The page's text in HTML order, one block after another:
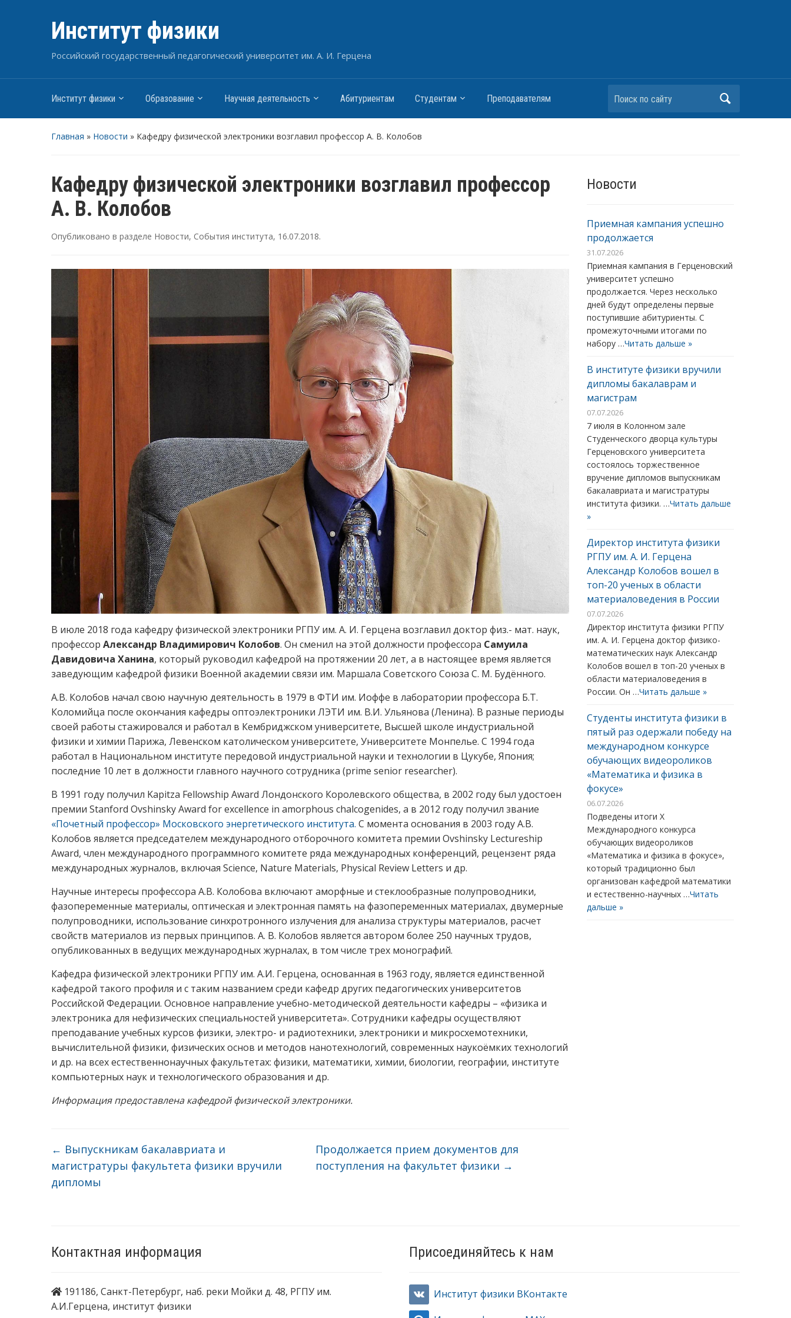
Институт физики
Российский государственный педагогический университет им. А. И. Герцена
Институт физики Образование Научная деятельность Абитуриентам Студентам Преподавателям Поиск по сайту
Главная » Новости » Кафедру физической электроники возглавил профессор А. В. Колобов
Кафедру физической электроники возглавил профессор
А. В. Колобов
Опубликовано в разделе Новости, События института, 16.07.2018.
В июле 2018 года кафедру физической электроники РГПУ им. А. И. Герцена возглавил доктор физ.- мат. наук,
профессор Александр Владимирович Колобов. Он сменил на этой должности профессора Самуила
Давидовича Ханина, который руководил кафедрой на протяжении 20 лет, а в настоящее время является
заведующим кафедрой физики Военной академии связи им. Маршала Советского Союза С. М. Будённого.
А.В. Колобов начал свою научную деятельность в 1979 в ФТИ им. Иоффе в лаборатории профессора Б.Т.
Коломийца после окончания кафедры оптоэлектроники ЛЭТИ им. В.И. Ульянова (Ленина). В разные периоды
своей работы стажировался и работал в Кембриджском университете, Высшей школе индустриальной
физики и химии Парижа, Левенском католическом университете, Университете Монпелье. С 1994 года
работал в Национальном институте передовой индустриальной науки и технологии в Цукубе, Япония;
последние 10 лет в должности главного научного сотрудника (prime senior researcher).
В 1991 году получил Kapitza Fellowship Award Лондонского Королевского общества, в 2002 году был удостоен
премии Stanford Ovshinsky Award for excellence in amorphous chalcogenides, а в 2012 году получил звание
«Почетный профессор» Московского энергетического института. С момента основания в 2003 году А.В.
Колобов является председателем международного отборочного комитета премии Ovshinsky Lectureship
Award, член международного программного комитете ряда международных конференций, рецензент ряда
международных журналов, включая Science, Nature Materials, Physical Review Letters и др.
Научные интересы профессора А.В. Колобова включают аморфные и стеклообразные полупроводники,
фазопеременные материалы, оптическая и электронная память на фазопеременных материалах, двумерные
полупроводники, использование синхротронного излучения для анализа структуры материалов, расчет
свойств материалов из первых принципов. А. В. Колобов является автором более 250 научных трудов,
опубликованных в ведущих международных журналах, в том числе трех монографий.
Кафедра физической электроники РГПУ им. А.И. Герцена, основанная в 1963 году, является единственной
кафедрой такого профиля и с таким названием среди кафедр других педагогических университетов
Российской Федерации. Основное направление учебно-методической деятельности кафедры – «физика и
электроника для нефизических специальностей университета». Сотрудники кафедры осуществляют
преподавание учебных курсов физики, электро- и радиотехники, электроники и микросхемотехники,
вычислительной физики, физических основ и методов нанотехнологий, современных наукоёмких технологий
и др. на всех естественнонаучных факультетах: физики, математики, химии, биологии, географии, институте
компьютерных наук и технологического образования и др.
Информация предоставлена кафедрой физической электроники.
← Выпускникам бакалавриата и
магистратуры факультета физики вручили
дипломы
Продолжается прием документов для
поступления на факультет физики →
Новости
Приемная кампания успешно
продолжается
31.07.2026
Приемная кампания в Герценовский
университет успешно
продолжается. Через несколько
дней будут определены первые
поступившие абитуриенты. С
промежуточными итогами по
набору …Читать дальше »
В институте физики вручили
дипломы бакалаврам и
магистрам
07.07.2026
7 июля в Колонном зале
Студенческого дворца культуры
Герценовского университета
состоялось торжественное
вручение дипломов выпускникам
бакалавриата и магистратуры
института физики. …Читать дальше
»
Директор института физики
РГПУ им. А. И. Герцена
Александр Колобов вошел в
топ-20 ученых в области
материаловедения в России
07.07.2026
Директор института физики РГПУ
им. А. И. Герцена доктор физико-
математических наук Александр
Колобов вошел в топ-20 ученых в
области материаловедения в
России. Он …Читать дальше »
Студенты института физики в
пятый раз одержали победу на
международном конкурсе
обучающих видеороликов
«Математика и физика в
фокусе»
06.07.2026
Подведены итоги X
Международного конкурса
обучающих видеороликов
«Математика и физика в фокусе»,
который традиционно был
организован кафедрой математики
и естественно-научных …Читать
дальше »
Контактная информация
191186, Санкт-Петербург, наб. реки Мойки д. 48, РГПУ им.
А.И.Герцена, институт физики
Присоединяйтесь к нам
Институт физики ВКонтакте